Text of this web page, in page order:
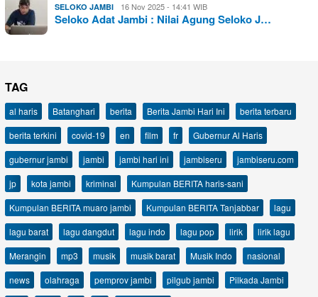
SELOKO JAMBI 16 Nov 2025 - 14:41 WIB
Seloko Adat Jambi : Nilai Agung Seloko J…
TAG
al haris Batanghari berita Berita Jambi Hari Ini
berita terbaru
berita terkini
covid-19 en film fr
Gubernur Al Haris
gubernur jambi
jambi jambi hari ini jambiseru
jambiseru.com
jp
kota jambi kriminal
Kumpulan BERITA haris-sani
Kumpulan BERITA muaro jambi
Kumpulan BERITA Tanjabbar
lagu
lagu barat
lagu dangdut lagu indo lagu pop lirik
lirik lagu
Merangin
mp3 musik musik barat Musik Indo
nasional
news
olahraga pemprov jambi pilgub jambi
Pilkada Jambi